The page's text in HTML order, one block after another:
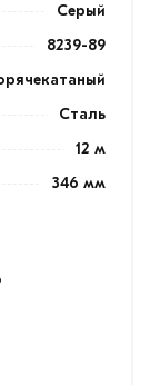
Серый
8239-89
Сталь
12 м
346 мм